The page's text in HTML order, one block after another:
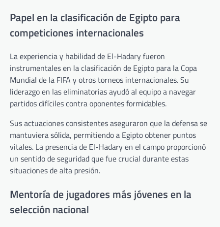
Papel en la clasificación de Egipto para
competiciones internacionales
La experiencia y habilidad de El-Hadary fueron
instrumentales en la clasificación de Egipto para la Copa
Mundial de la FIFA y otros torneos internacionales. Su
liderazgo en las eliminatorias ayudó al equipo a navegar
partidos difíciles contra oponentes formidables.
Sus actuaciones consistentes aseguraron que la defensa se
mantuviera sólida, permitiendo a Egipto obtener puntos
vitales. La presencia de El-Hadary en el campo proporcionó
un sentido de seguridad que fue crucial durante estas
situaciones de alta presión.
Mentoría de jugadores más jóvenes en la
selección nacional